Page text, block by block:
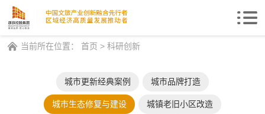
当前所在位置：
首页 >科研创新
城市更新经典案例 城市品牌打造
城市生态修复与建设 城镇老旧小区改造